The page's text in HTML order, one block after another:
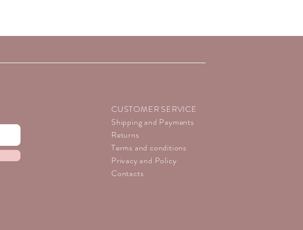
OXIDES), C.I. 77163 (BISMUTH OXYCHLORIDE), C.I.
15850 (RED 6 LAKE), C.I. 42090 (BLUE 1 LAKE), C.I. 45380
FERROCYANIDE), C.I. 77289 (CHROMIUM HYDROXIDE
GREEN), C.I. 75470 (CARMINE), C.I. 77742 (MANGANESE
VIOLET)(IN ACCORDING TO F.D.A.)
CUSTOMER SERVICE
Shipping and Payments
Returns
Terms and conditions
Privacy and Policy
Contacts